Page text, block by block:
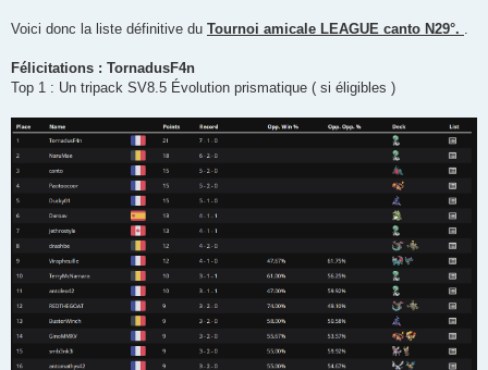
Voici donc la liste définitive du Tournoi amicale LEAGUE canto N29°. .
Félicitations : TornadusF4n
Top 1 : Un tripack SV8.5 Évolution prismatique ( si éligibles )